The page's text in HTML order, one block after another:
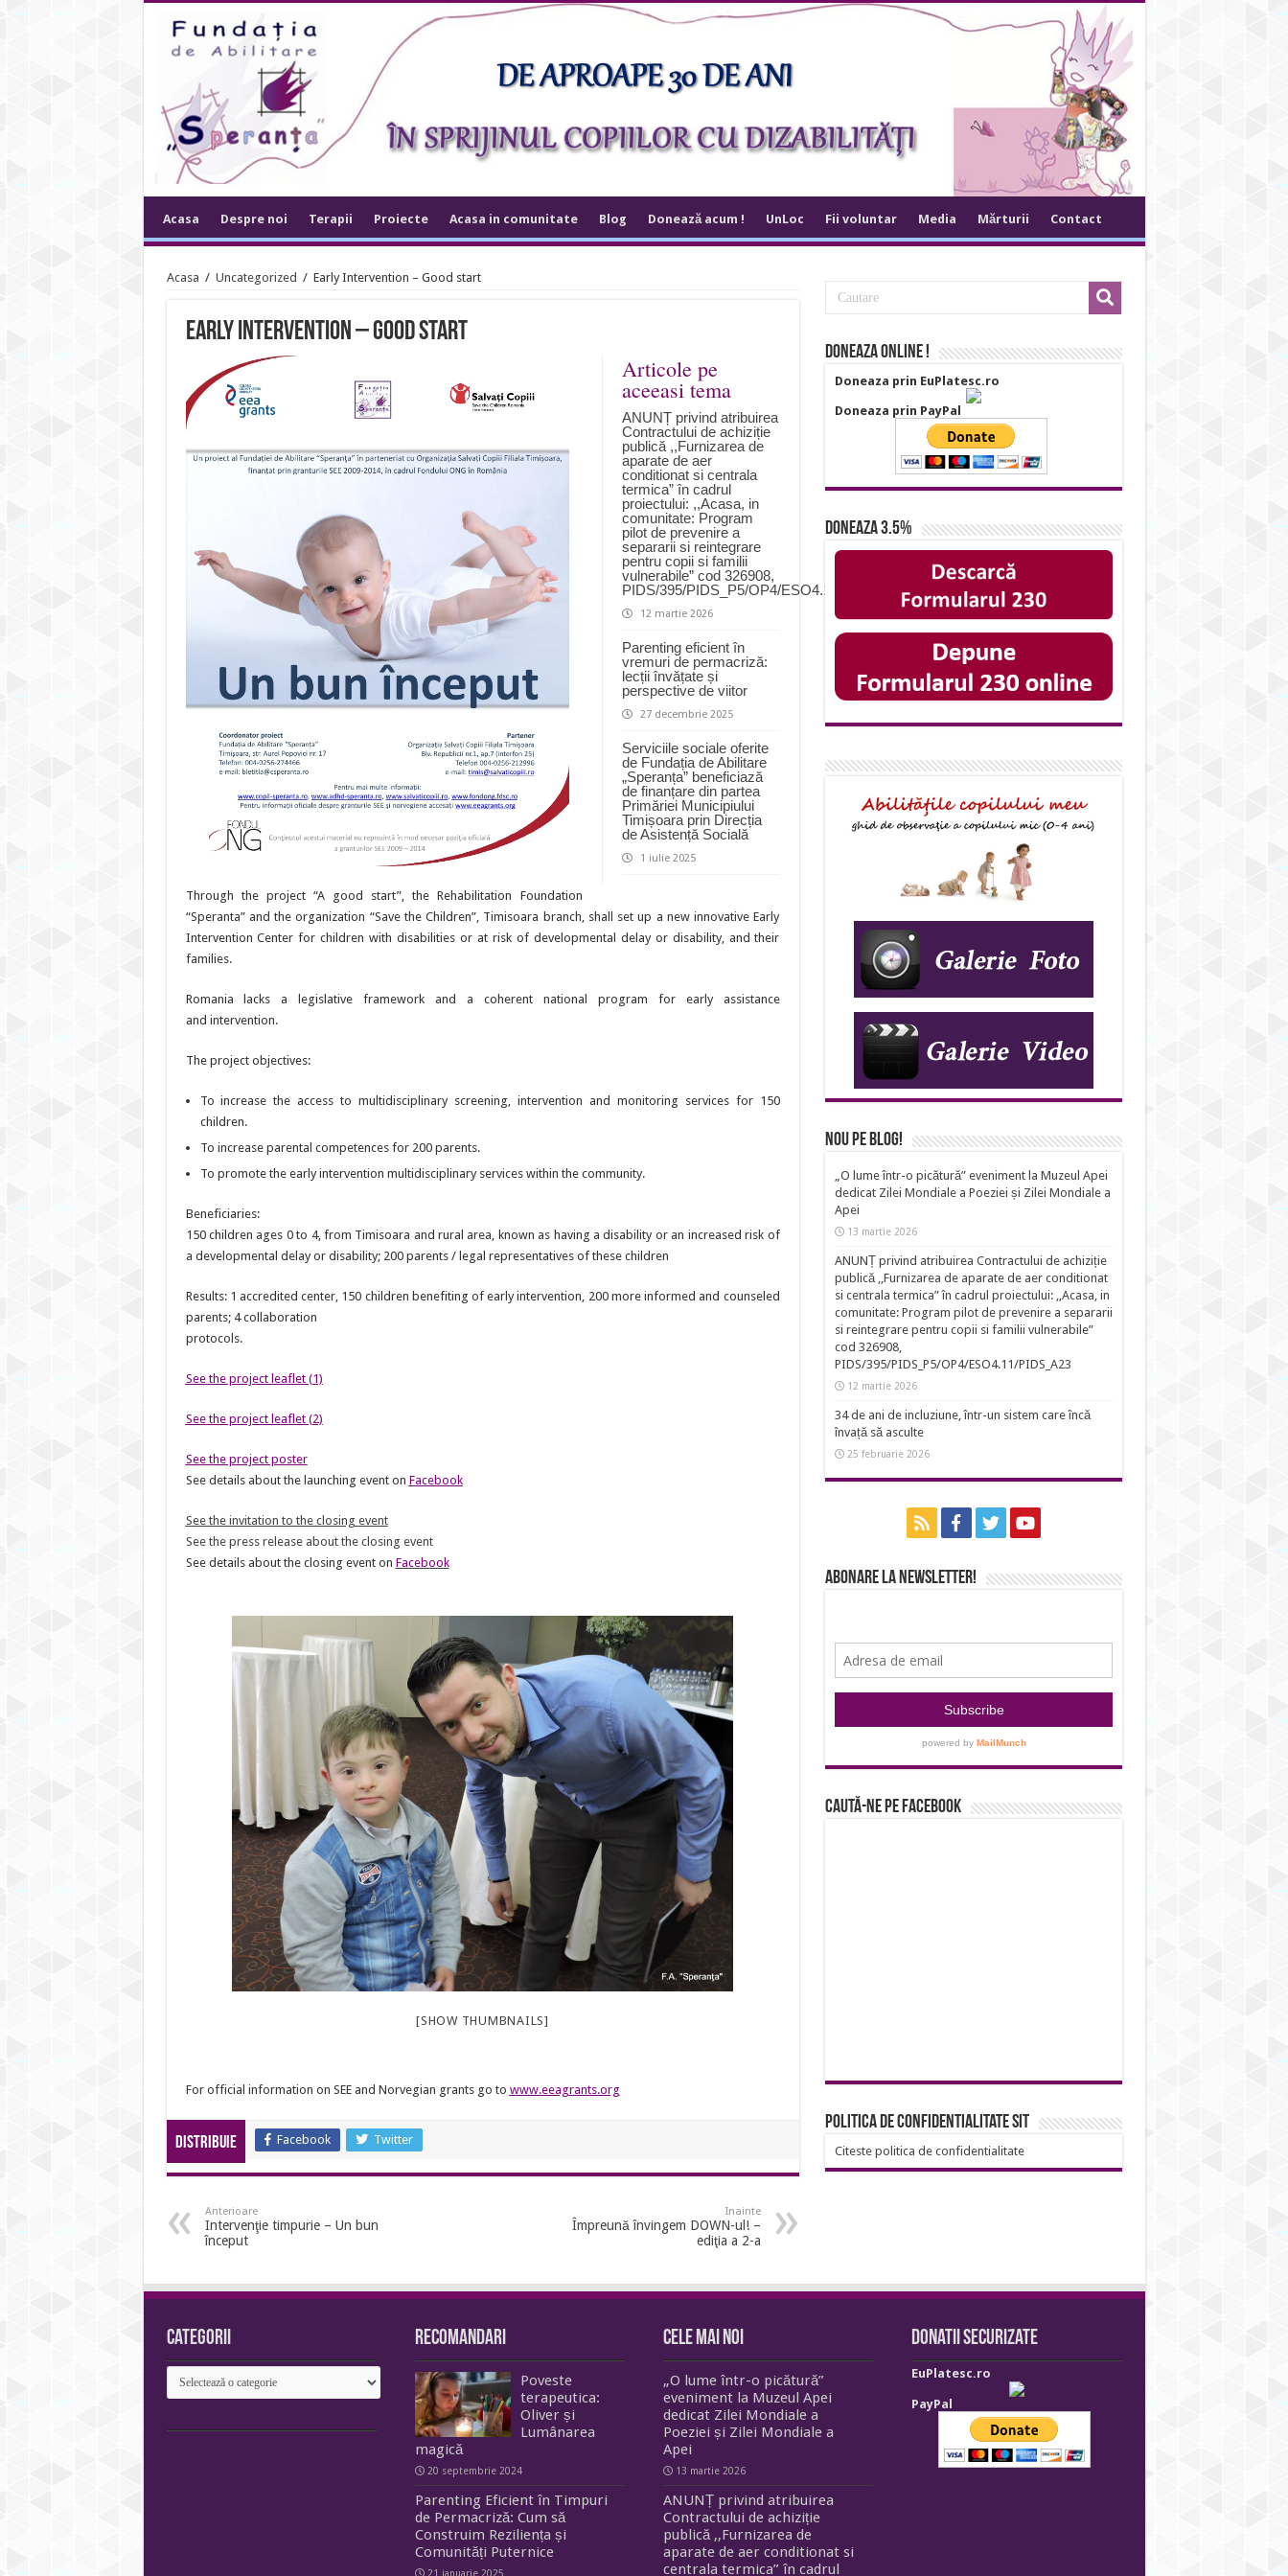
Acasa Despre noi Terapii Proiecte Acasa in comunitate Blog Donează acum ! UnLoc Fii voluntar Media Mărturii Contact
Acasa / Uncategorized / Early Intervention – Good start
Early Intervention – Good start
Articole pe
aceeasi tema
ANUNȚ privind atribuirea
Contractului de achiziție
publică ,,Furnizarea de
aparate de aer
conditionat si centrala
termica” în cadrul
proiectului: ,,Acasa, in
comunitate: Program
pilot de prevenire a
separarii si reintegrare
pentru copii si familii
vulnerabile” cod 326908,
PIDS/395/PIDS_P5/OP4/ESO4.11/PIDS_A23
12 martie 2026
Parenting eficient în
vremuri de permacriză:
lecții învățate și
perspective de viitor
27 decembrie 2025
Serviciile sociale oferite
de Fundația de Abilitare
„Speranța” beneficiază
de finanțare din partea
Primăriei Municipiului
Timișoara prin Direcția
de Asistență Socială
1 iulie 2025
Through the project “A good start”, the Rehabilitation Foundation
“Speranta” and the organization “Save the Children”, Timisoara branch, shall set up a new innovative Early
Intervention Center for children with disabilities or at risk of developmental delay or disability, and their
families.
Romania lacks a legislative framework and a coherent national program for early assistance
and intervention.
The project objectives:
To increase the access to multidisciplinary screening, intervention and monitoring services for 150
children.
To increase parental competences for 200 parents.
To promote the early intervention multidisciplinary services within the community.
Beneficiaries:
150 children ages 0 to 4, from Timisoara and rural area, known as having a disability or an increased risk of
a developmental delay or disability; 200 parents / legal representatives of these children
Results: 1 accredited center, 150 children benefiting of early intervention, 200 more informed and counseled
parents; 4 collaboration
protocols.
See the project leaflet (1)
See the project leaflet (2)
See the project poster
See details about the launching event on Facebook
See the invitation to the closing event
See the press release about the closing event
See details about the closing event on Facebook
[SHOW THUMBNAILS]
For official information on SEE and Norvegian grants go to www.eeagrants.org
Distribuie Facebook Twitter
Anterioare
Intervenţie timpurie – Un bun
început
Inainte
Împreună învingem DOWN-ul! –
ediţia a 2-a
Doneaza online !
Doneaza prin EuPlatesc.ro
Doneaza prin PayPal
Doneaza 3.5%
Nou pe Blog!
„O lume într-o picătură” eveniment la Muzeul Apei
dedicat Zilei Mondiale a Poeziei și Zilei Mondiale a
Apei
13 martie 2026
ANUNȚ privind atribuirea Contractului de achiziție
publică ,,Furnizarea de aparate de aer conditionat
si centrala termica” în cadrul proiectului: ,,Acasa, in
comunitate: Program pilot de prevenire a separarii
si reintegrare pentru copii si familii vulnerabile”
cod 326908,
PIDS/395/PIDS_P5/OP4/ESO4.11/PIDS_A23
12 martie 2026
34 de ani de incluziune, într-un sistem care încă
învață să asculte
25 februarie 2026
Abonare la newsletter!
Caută-ne pe Facebook
Politica de confidentialitate sit
Citeste politica de confidentialitate
Categorii
Categorii
Recomandari
Poveste
terapeutica:
Oliver și
Lumânarea
magică
20 septembrie 2024
Parenting Eficient în Timpuri
de Permacriză: Cum să
Construim Reziliența și
Comunități Puternice
21 ianuarie 2025
Cele mai noi
„O lume într-o picătură”
eveniment la Muzeul Apei
dedicat Zilei Mondiale a
Poeziei și Zilei Mondiale a
Apei
13 martie 2026
ANUNȚ privind atribuirea
Contractului de achiziție
publică ,,Furnizarea de
aparate de aer conditionat si
centrala termica” în cadrul
Donatii securizate
EuPlatesc.ro
PayPal